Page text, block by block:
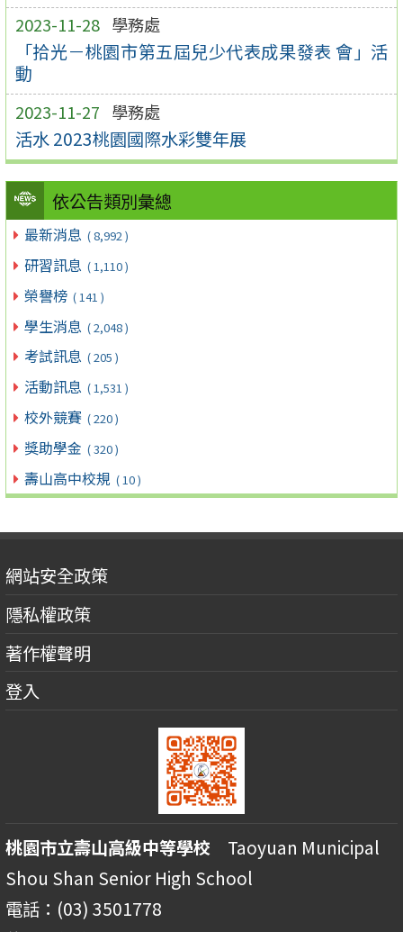
2023-11-28 學務處
「拾光－桃園市第五屆兒少代表成果發表 會」活
動
2023-11-27 學務處
活水 2023桃園國際水彩雙年展
依公告類別彙總
最新消息 ( 8,992 )
研習訊息 ( 1,110 )
榮譽榜 ( 141 )
學生消息 ( 2,048 )
考試訊息 ( 205 )
活動訊息 ( 1,531 )
校外競賽 ( 220 )
獎助學金 ( 320 )
壽山高中校規 ( 10 )
網站安全政策
隱私權政策
著作權聲明
登入
桃園市立壽山高級中等學校 Taoyuan Municipal
Shou Shan Senior High School
電話：(03) 3501778